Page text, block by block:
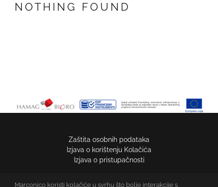
NOTHING FOUND
Zaštita osobnih podataka
Izjava o korištenju Kolačića
Izjava o pristupačnosti
Marconico koristi kolačiće u svrhu što bolje interakcije s